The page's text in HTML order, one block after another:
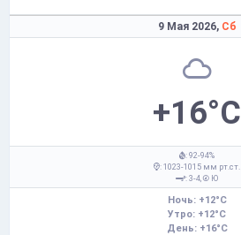
9 Мая 2026, Сб
+16°C
: 92-94%
: 1023-1015 мм рт.ст.
: 3-4,
Ю
Ночь: +12°C
Утро: +12°C
День: +16°C